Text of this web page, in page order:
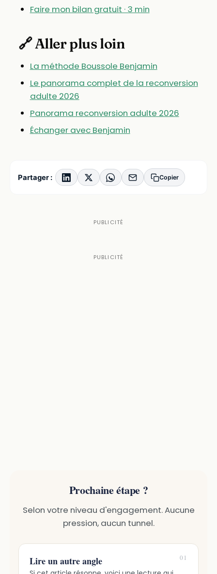
Faire mon bilan gratuit · 3 min
🔗 Aller plus loin
La méthode Boussole Benjamin
Le panorama complet de la reconversion
adulte 2026
Panorama reconversion adulte 2026
Échanger avec Benjamin
Partager : Copier
Prochaine étape ?
Selon votre niveau d'engagement. Aucune
pression, aucun tunnel.
01
Lire un autre angle